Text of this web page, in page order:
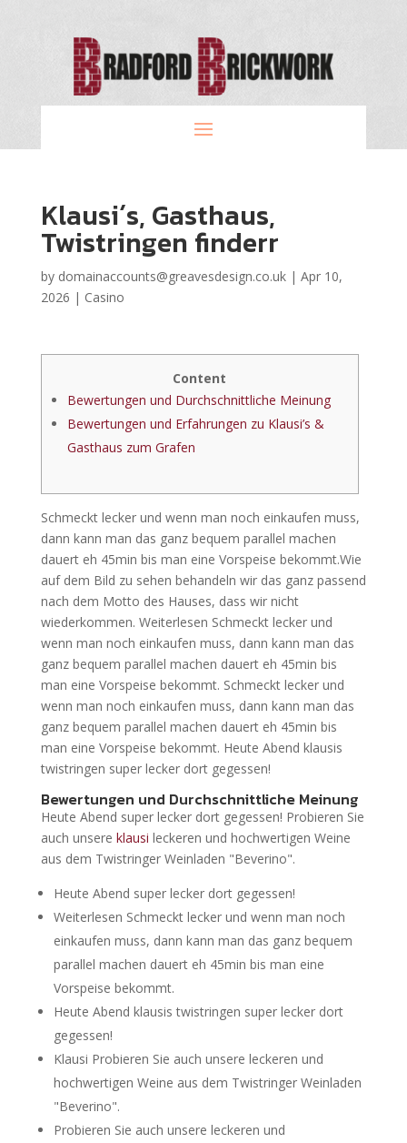
Klausi´s, Gasthaus,
Twistringen finderr
by domainaccounts@greavesdesign.co.uk| Apr 10,
2026 | Casino
Content
Bewertungen und Durchschnittliche Meinung
Bewertungen und Erfahrungen zu Klausi’s &
Gasthaus zum Grafen
Schmeckt lecker und wenn man noch einkaufen muss,
dann kann man das ganz bequem parallel machen
dauert eh 45min bis man eine Vorspeise bekommt.Wie
auf dem Bild zu sehen behandeln wir das ganz passend
nach dem Motto des Hauses, dass wir nicht
wiederkommen. Weiterlesen Schmeckt lecker und
wenn man noch einkaufen muss, dann kann man das
ganz bequem parallel machen dauert eh 45min bis
man eine Vorspeise bekommt. Schmeckt lecker und
wenn man noch einkaufen muss, dann kann man das
ganz bequem parallel machen dauert eh 45min bis
man eine Vorspeise bekommt. Heute Abend klausis
twistringen super lecker dort gegessen!
Bewertungen und Durchschnittliche Meinung
Heute Abend super lecker dort gegessen! Probieren Sie
auch unsere klausi leckeren und hochwertigen Weine
aus dem Twistringer Weinladen "Beverino".
Heute Abend super lecker dort gegessen!
Weiterlesen Schmeckt lecker und wenn man noch
einkaufen muss, dann kann man das ganz bequem
parallel machen dauert eh 45min bis man eine
Vorspeise bekommt.
Heute Abend klausis twistringen super lecker dort
gegessen!
Klausi Probieren Sie auch unsere leckeren und
hochwertigen Weine aus dem Twistringer Weinladen
"Beverino".
Probieren Sie auch unsere leckeren und